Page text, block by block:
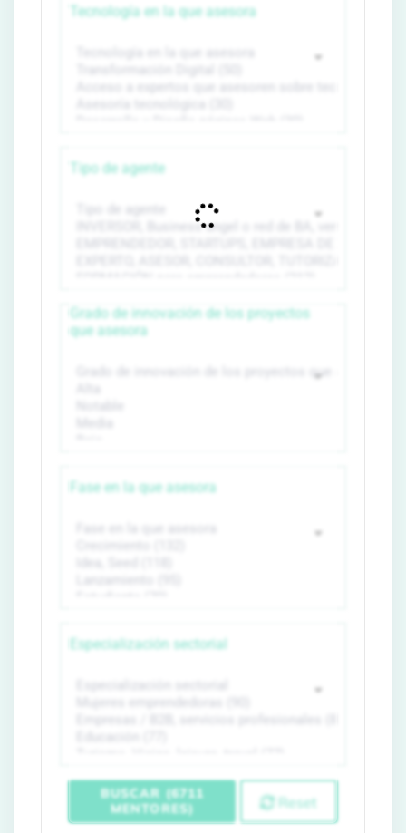
Tecnología en la que asesora
Tipo de agente
Grado de innovación de los proyectos
que asesora
Fase en la que asesora
Especialización sectorial
BUSCAR (6711
MENTORES)
Reset